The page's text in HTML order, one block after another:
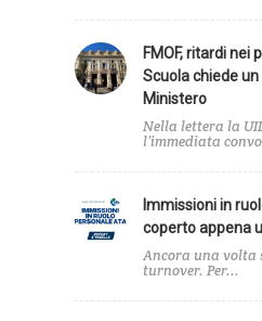
FMOF, ritardi nei
Scuola chiede
Ministero
Nella lettera la
l’immediata
Immissioni in
coperto appena
Ancora una volta
turnover. Per...